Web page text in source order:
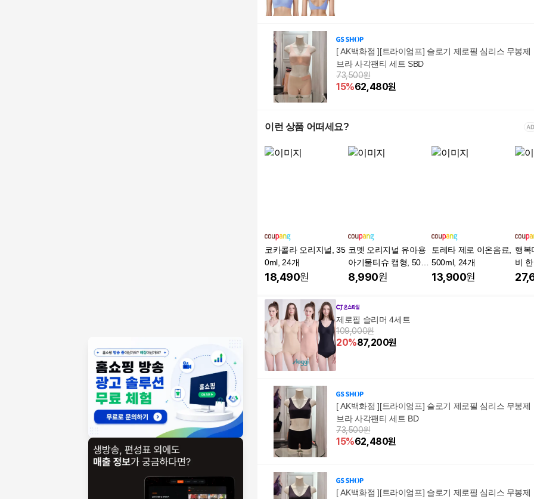
[ AK백화점 ][트라이엄프] 슬로기 제로필 심리스 무봉제
브라 사각팬티 세트 SBD
73,500원
15%62,480원
이런 상품 어떠세요?
코카콜라 오리지널, 35
0ml, 24개
18,490원
코멧 오리지널 유아용
아기물티슈 캡형, 50g,
100매, 10개
8,990원
토레타 제로 이온음료,
500ml, 24개
13,900원
행복
비
발송
제로필 슬리머 4세트
109,000원
20%87,200원
[ AK백화점 ][트라이엄프] 슬로기 제로필 심리스 무봉제
브라 사각팬티 세트 BD
73,500원
15%62,480원
[ AK백화점 ][트라이엄프] 슬로기 제로필 심리스 무봉제